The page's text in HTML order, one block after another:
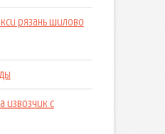
рязань шилово
извозчик с